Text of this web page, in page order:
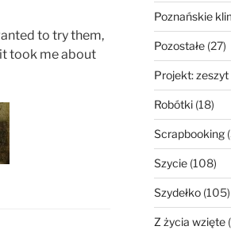
to try them,
took me about
Poznańskie
Pozostałe(27)
Projekt: zeszyt
Robótki(18)
Scrapbooking
Szycie(108)
Szydełko(105)
Z życia wzięte